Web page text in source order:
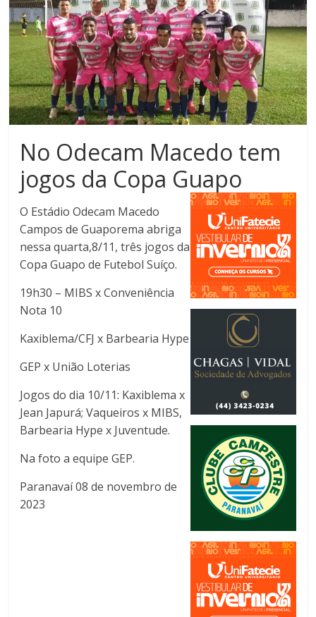
Noroeste
do
Paraná
No Odecam Macedo tem
jogos da Copa Guapo
O Estádio Odecam Macedo
Campos de Guaporema abriga
nessa quarta,8/11, três jogos da
Copa Guapo de Futebol Suíço.
19h30 – MIBS x Conveniência
Nota 10
Kaxiblema/CFJ x Barbearia Hype
GEP x União Loterias
Jogos do dia 10/11: Kaxiblema x
Jean Japurá; Vaqueiros x MIBS,
Barbearia Hype x Juventude.
Na foto a equipe GEP.
Paranavaí 08 de novembro de
2023